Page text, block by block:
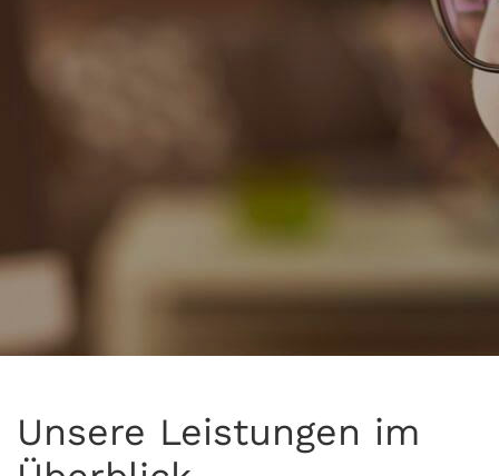
Unsere Leistungen im